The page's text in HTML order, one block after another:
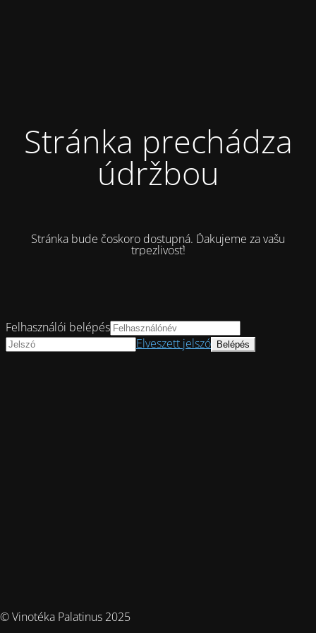
Stránka prechádza
údržbou
Stránka bude čoskoro dostupná. Ďakujeme za vašu
trpezlivosť!
© Vinotéka Palatinus 2025
Felhasználói belépés
Elveszett jelszó